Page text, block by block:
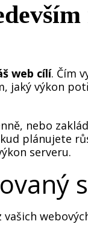
web cílí. Čím
jaký výkon
nebo
plánujete
serveru.